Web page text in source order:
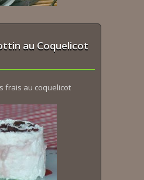
au Coquelicot
frais au coquelicot